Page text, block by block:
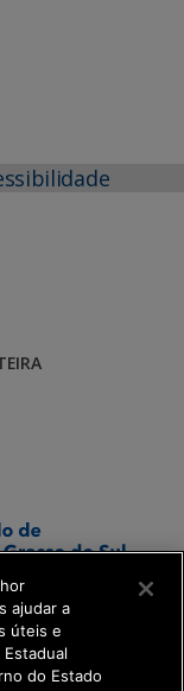
ajudar a
úteis e
do Estado